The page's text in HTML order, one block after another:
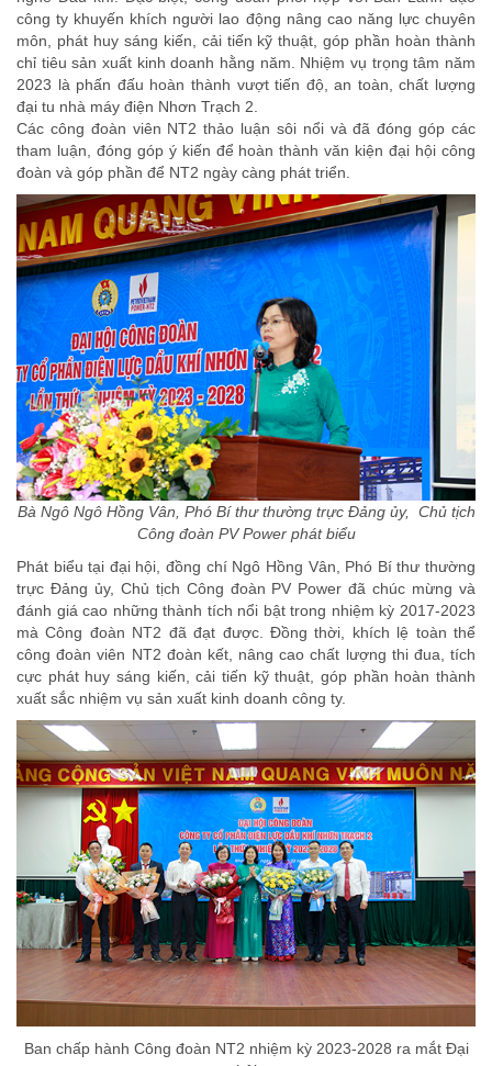
công ty khuyến khích người lao động nâng cao năng lực chuyên
môn, phát huy sáng kiến, cải tiến kỹ thuật, góp phần hoàn thành
chỉ tiêu sản xuất kinh doanh hằng năm. Nhiệm vụ trọng tâm năm
2023 là phấn đấu hoàn thành vượt tiến độ, an toàn, chất lượng
đại tu nhà máy điện Nhơn Trạch 2.
Các công đoàn viên NT2 thảo luận sôi nổi và đã đóng góp các
tham luận, đóng góp ý kiến để hoàn thành văn kiện đại hội công
đoàn và góp phần để NT2 ngày càng phát triển.
Bà Ngô Ngô Hồng Vân, Phó Bí thư thường trực Đảng ủy, Chủ tịch
Công đoàn PV Power phát biểu
Phát biểu tại đại hội, đồng chí Ngô Hồng Vân, Phó Bí thư thường
trực Đảng ủy, Chủ tịch Công đoàn PV Power đã chúc mừng và
đánh giá cao những thành tích nổi bật trong nhiệm kỳ 2017-2023
mà Công đoàn NT2 đã đạt được. Đồng thời, khích lệ toàn thể
công đoàn viên NT2 đoàn kết, nâng cao chất lượng thi đua, tích
cực phát huy sáng kiến, cải tiến kỹ thuật, góp phần hoàn thành
xuất sắc nhiệm vụ sản xuất kinh doanh công ty.
Ban chấp hành Công đoàn NT2 nhiệm kỳ 2023-2028 ra mắt Đại